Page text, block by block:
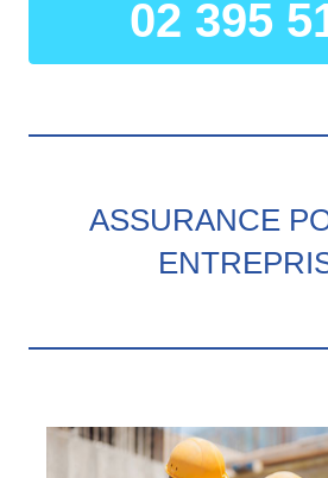
02 395
ASSURANCE